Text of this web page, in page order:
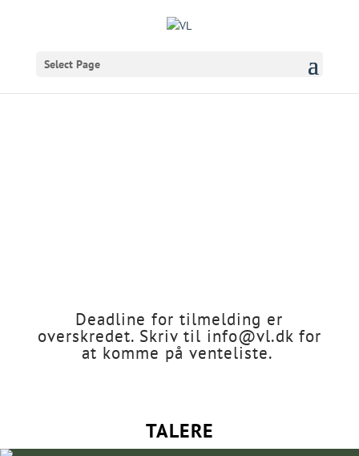
Select Page
Deadline for tilmelding er
overskredet. Skriv til info@vl.dk for
at komme på venteliste.
TALERE